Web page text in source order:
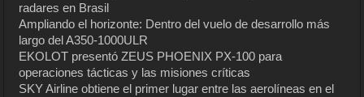
radares en Brasil
Ampliando el horizonte: Dentro del vuelo de desarrollo más
largo del A350-1000ULR
EKOLOT presentó ZEUS PHOENIX PX-100 para
operaciones tácticas y las misiones críticas
SKY Airline obtiene el primer lugar entre las aerolíneas en el